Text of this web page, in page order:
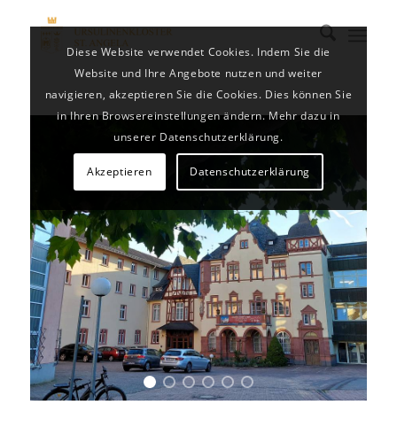
Diese Website verwendet Cookies. Indem Sie die
Website und Ihre Angebote nutzen und weiter
navigieren, akzeptieren Sie die Cookies. Dies können Sie
in Ihren Browsereinstellungen ändern. Mehr dazu in
unserer Datenschutzerklärung.
Akzeptieren Datenschutzerklärung